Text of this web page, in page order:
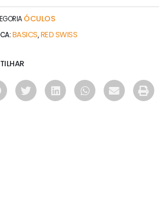
ÓCULOS
BASICS,RED SWISS